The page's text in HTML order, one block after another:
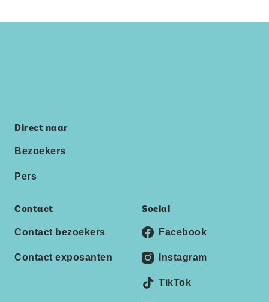
Direct naar
Bezoekers
Pers
Contact
Contact bezoekers
Contact exposanten
Social
Facebook
Instagram
TikTok